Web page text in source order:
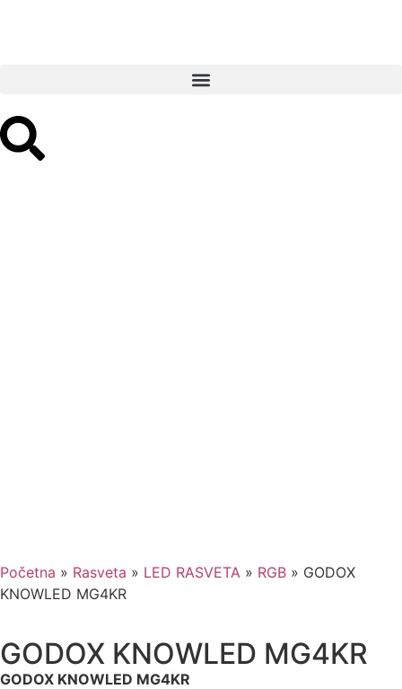
Početna » Rasveta » LED RASVETA » RGB » GODOX
KNOWLED MG4KR
GODOX KNOWLED MG4KR
GODOX KNOWLED MG4KR